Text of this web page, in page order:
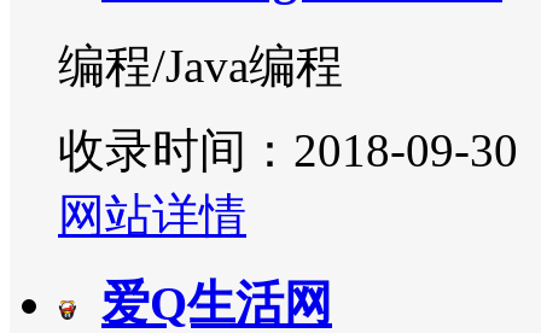
编程/Java编程
收录时间：2018-09-30
网站详情
爱Q生活网